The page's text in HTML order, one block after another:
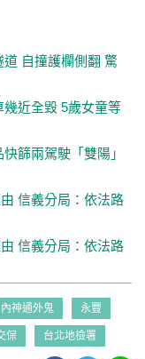
自撞護欄側翻 驚
近全毀 5歲女童等
篩兩駕駛「雙陽」
信義分局：依法路
信義分局：依法路
內神通外鬼 永豐
保 台北地檢署